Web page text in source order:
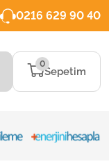
0216 629 90 40
Sepetim
0